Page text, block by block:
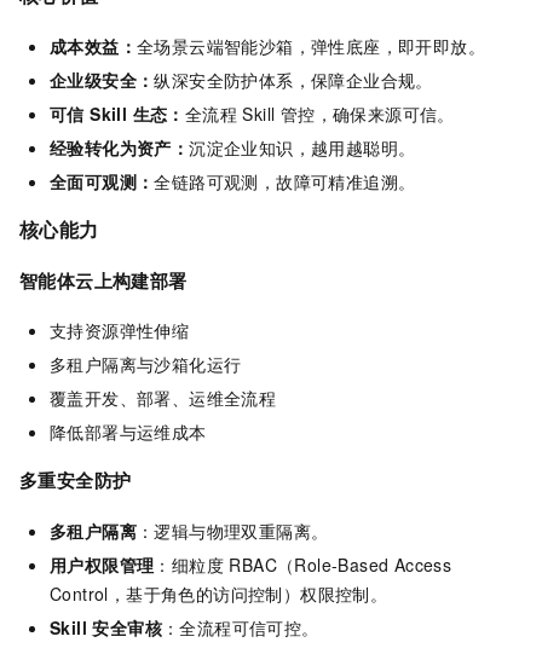
成本效益： 全场景云端智能沙箱，弹性底座，即开即放。
企业级安全：纵深安全防护体系，保障企业合规。
可信 Skill 生态： 全流程 Skill 管控，确保来源可信。
经验转化为资产：沉淀企业知识，越用越聪明。
全面可观测：全链路可观测，故障可精准追溯。
核心能力
智能体云上构建部署
支持资源弹性伸缩
多租户隔离与沙箱化运行
覆盖开发、部署、运维全流程
降低部署与运维成本
多重安全防护
多租户隔离 ：逻辑与物理双重隔离。
用户权限管理 ：细粒度 RBAC（Role-Based Access
Control，基于角色的访问控制）权限控制。
Skill 安全审核 ：全流程可信可控。